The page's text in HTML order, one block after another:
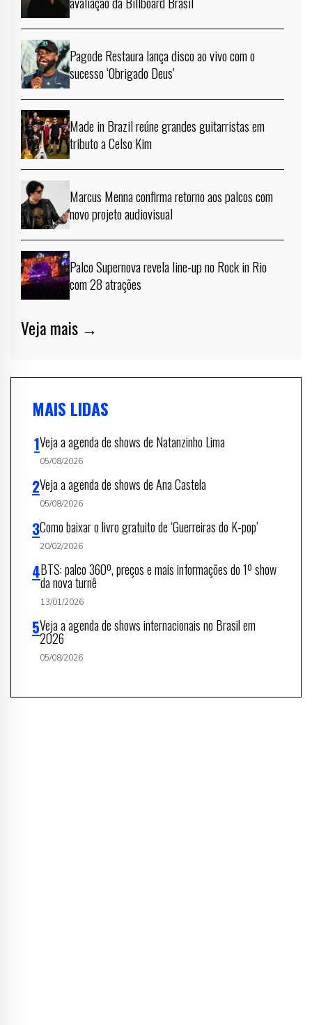
Pagode Restaura lança disco ao vivo com o
sucesso ‘Obrigado Deus’
Made in Brazil reúne grandes guitarristas em
tributo a Celso Kim
Marcus Menna confirma retorno aos palcos com
novo projeto audiovisual
Palco Supernova revela line-up no Rock in Rio
com 28 atrações
Veja mais →
MAIS LIDAS
Veja a agenda de shows de Natanzinho Lima
05/08/2026
Veja a agenda de shows de Ana Castela
05/08/2026
Como baixar o livro gratuito de ‘Guerreiras do K-pop’
20/02/2026
BTS: palco 360º, preços e mais informações do 1º show
da nova turnê
13/01/2026
Veja a agenda de shows internacionais no Brasil em
2026
05/08/2026